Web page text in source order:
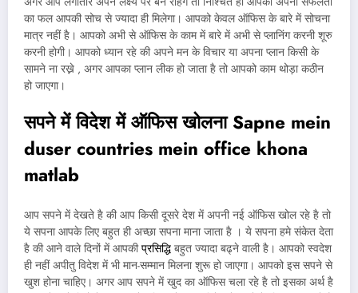
का फल आपकी सोच से ज्यादा ही मिलेगा। आपको केवल ऑफिस के बारे में सोचना
मात्र नहीं है। आपको अभी से ऑफिस के काम में बारे में अभी से प्लानिंग करनी शूरु
करनी होगी। आपको ध्यान रहे की अपने मन के विचार या अपना प्लान किसी के
सामने ना रख्ने , अगर आपका प्लान लीक हो जाता है तो आपको काम थोड़ा कठीन
हो जाएगा।
सपने में विदेश में ऑफिस खोलनाSapne mein
duser countries mein office khona
matlab
आप सपने में देखते है की आप किसी दूसरे देश में अपनी नई ऑफिस खोल रहे है तो
ये सपना आपके लिए बहुत ही अच्छा सपना माना जाता है । ये सपना हमे संकेत देता
है की आने वाले दिनों में आपकीप्रसिद्धि बहुत ज्यादा बढ्ने वाली है। आपको स्वदेश
ही नहीं अपीतु विदेश में भी मान-सम्मान मिलना शुरू हो जाएगा। आपको इस सपने से
खुश होना चाहिए। अगर आप सपने में खुद का ऑफिस चला रहे है तो इसका अर्थ है